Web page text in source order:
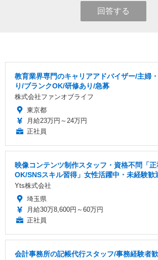
回答する
教育業界専門のキャリアアドバイザー/主婦
り/ブランクOK/研修あり/急募
株式会社ファンオブライフ
東京都
月給23万円～24万円
正社員
映像コンテンツ制作スタッフ・資格不問「
OK/SNSスキル習得」女性活躍中・未経験歓
Yts株式会社
埼玉県
月給30万8,600円～60万円
正社員
会計事務所の記帳代行スタッフ/事務経験者